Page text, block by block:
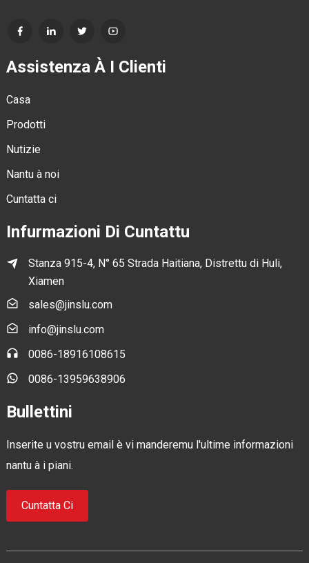
Assistenza À I Clienti
Casa
Prodotti
Nutizie
Nantu à noi
Cuntatta ci
Infurmazioni Di Cuntattu
Stanza 915-4, N° 65 Strada Haitiana, Distrettu di Huli,
Xiamen
sales@jinslu.com
info@jinslu.com
0086-18916108615
0086-13959638906
Bullettini
Inserite u vostru email è vi manderemu l'ultime informazioni
nantu à i piani.
Cuntatta Ci